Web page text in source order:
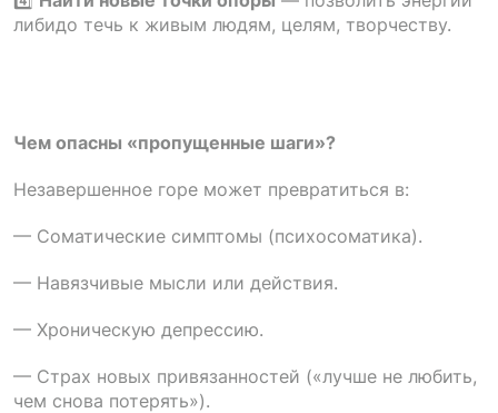
либидо течь к живым людям, целям, творчеству.
Чем опасны «пропущенные шаги»?
Незавершенное горе может превратиться в:
— Соматические симптомы (психосоматика).
— Навязчивые мысли или действия.
— Хроническую депрессию.
— Страх новых привязанностей («лучше не любить,
чем снова потерять»).